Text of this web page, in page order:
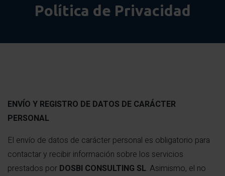
Política de Privacidad
ENVÍO Y REGISTRO DE DATOS DE CARÁCTER
PERSONAL
El envío de datos de carácter personal es obligatorio para
contactar y recibir información sobre los servicios
prestados por DOSBI CONSULTING SL. Asimismo, el no